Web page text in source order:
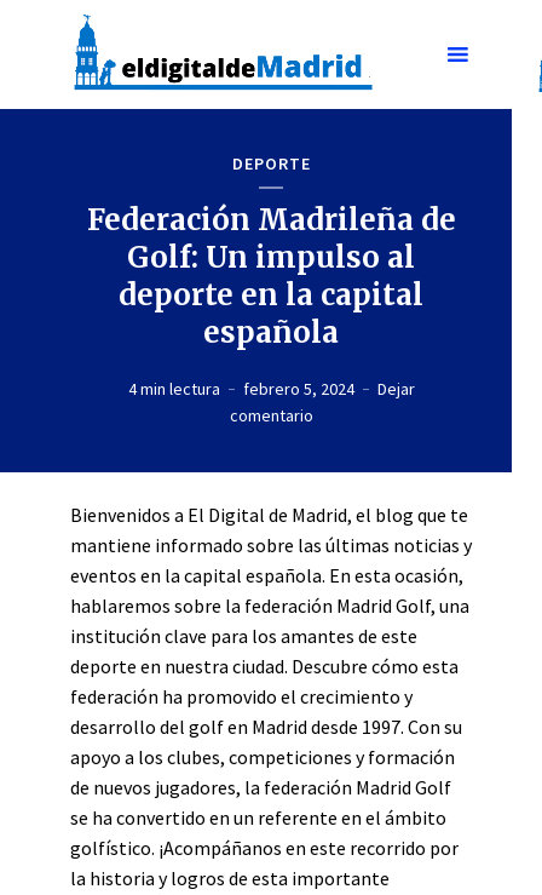
DEPORTE
Federación Madrileña de
Golf: Un impulso al
deporte en la capital
española
4 min lectura febrero 5, 2024
Dejar
comentario
Bienvenidos a El Digital de Madrid, el blog que te
mantiene informado sobre las últimas noticias y
eventos en la capital española. En esta ocasión,
hablaremos sobre la federación Madrid Golf, una
institución clave para los amantes de este
deporte en nuestra ciudad. Descubre cómo esta
federación ha promovido el crecimiento y
desarrollo del golf en Madrid desde 1997. Con su
apoyo a los clubes, competiciones y formación
de nuevos jugadores, la federación Madrid Golf
se ha convertido en un referente en el ámbito
golfístico. ¡Acompáñanos en este recorrido por
la historia y logros de esta importante